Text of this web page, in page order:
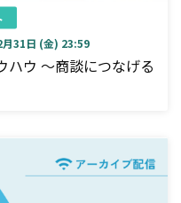
31日 (金) 23:59
ハウ ～商談につなげる